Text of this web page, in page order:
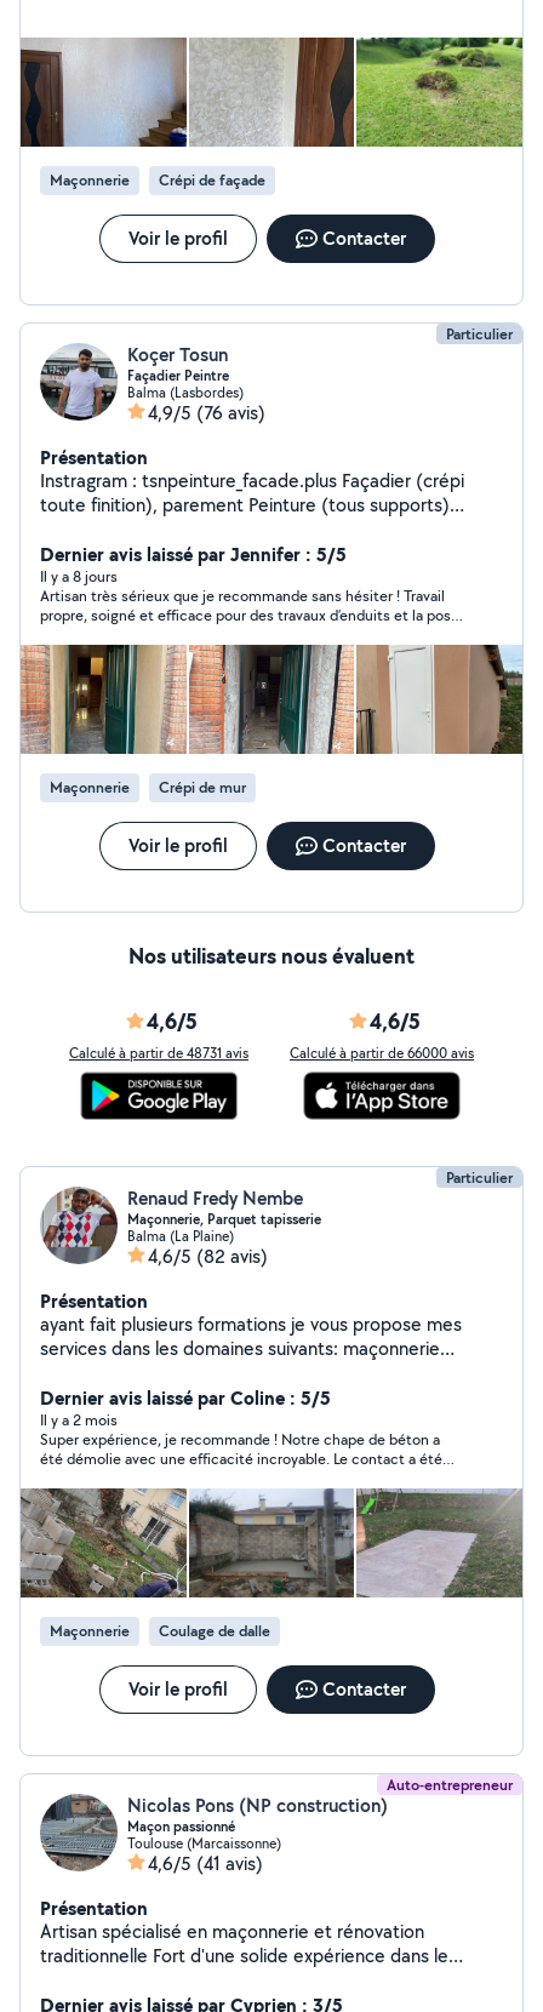
Maçonnerie Crépi de façade
Voir le profil Contacter
Particulier
Koçer Tosun
Façadier Peintre
Balma (Lasbordes)
4,9/5 (76 avis)
Présentation
Instragram : tsnpeinture_facade.plus Façadier (crépi
toute finition), parement Peinture (tous supports)
Dernier avis laissé par Jennifer : 5/5
Il y a 8 jours
Artisan très sérieux que je recommande sans hésiter ! Travail
propre, soigné et efficace pour des travaux d’enduits et la pose
sympathique et de bons conseils. Un grand merci pour votre
travail!
Maçonnerie Crépi de mur
Voir le profil Contacter
Nos utilisateurs nous évaluent
4,6/5
Calculé à partir de 48731 avis
4,6/5
Calculé à partir de 66000 avis
Particulier
Renaud Fredy Nembe
Maçonnerie, Parquet tapisserie
Balma (La Plaine)
4,6/5 (82 avis)
Présentation
ayant fait plusieurs formations je vous propose mes
services dans les domaines suivants: maçonnerie
parquet et pour toute autre demande. Renaud est la
solution. Pour les demandes privées merci de
mentionner votre numéro pour que je puisse vous
répondre.
Dernier avis laissé par Coline : 5/5
Il y a 2 mois
Super expérience, je recommande ! Notre chape de béton a
été démolie avec une efficacité incroyable. Le contact a été
d'un travail au top, Fredy est vraiment très sympa et gentille.
Vous pouvez y aller sans hésiter !
Maçonnerie Coulage de dalle
Voir le profil Contacter
Auto-entrepreneur
Nicolas Pons (NP construction)
Maçon passionné
Toulouse (Marcaissonne)
4,6/5 (41 avis)
Présentation
Artisan spécialisé en maçonnerie et rénovation
traditionnelle Fort d'une solide expérience dans le
maçonnerie, de rénovation et de restauration,
Dernier avis laissé par Cyprien : 3/5